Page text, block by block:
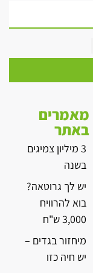
מאמרים
באתר
3 מיליון צמיגים
בשנה
יש לך גרוטאה?
בוא להרוויח
3,000 ש"ח
מיחזור בגדים –
יש חיה כזו